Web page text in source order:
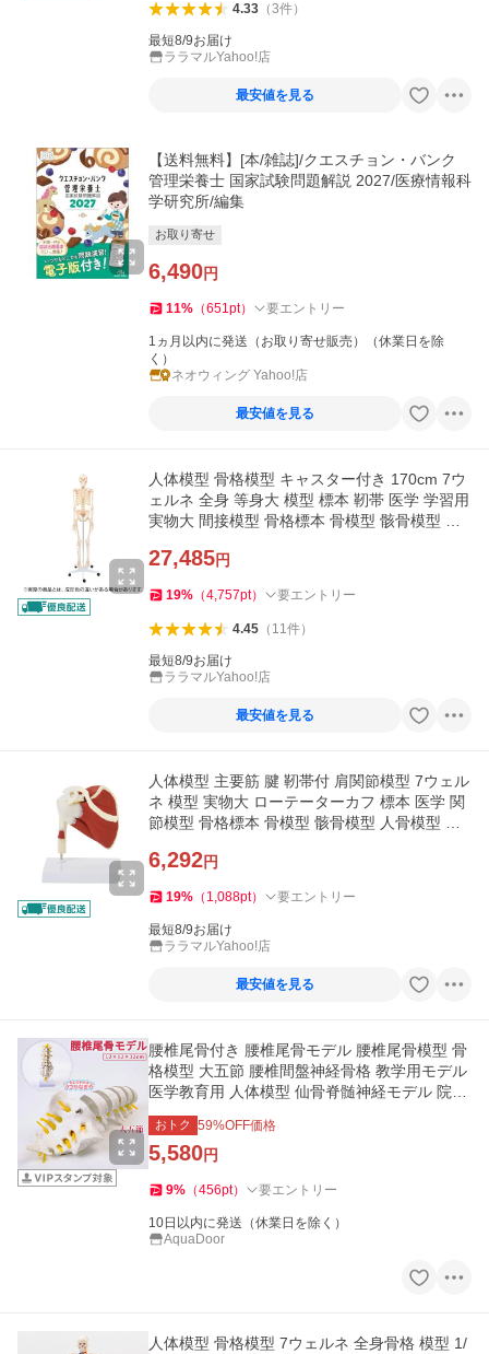
4.33（3件）
最短8/9お届け
ララマルYahoo!店
最安値を見る
【送料無料】[本/雑誌]/クエスチョン・バンク
管理栄養士 国家試験問題解説 2027/医療情報科
学研究所/編集
お取り寄せ
6,490円
11% （651pt） 要エントリー
1ヵ月以内に発送（お取り寄せ販売）（休業日を除
く）
ネオウィング Yahoo!店
最安値を見る
人体模型 骨格模型 キャスター付き 170cm 7ウ
ェルネ 全身 等身大 模型 標本 靭帯 医学 学習用
実物大 間接模型 骨格標本 骨模型 骸骨模型 人
27,485円
19% （4,757pt） 要エントリー
4.45（ 11件）
最短8/9お届け
ララマルYahoo!店
最安値を見る
人体模型 主要筋 腱 靭帯付 肩関節模型 7ウェル
ネ 模型 実物大 ローテーターカフ 標本 医学 関
節模型 骨格標本 骨模型 骸骨模型 人骨模型 骨
6,292円
19% （ 1,088pt） 要エントリー
最短8/9お届け
ララマルYahoo!店
最安値を見る
腰椎尾骨付き 腰椎尾骨モデル 腰椎尾骨模型 骨
格模型 大五節 腰椎間盤神経骨格 教学用モデル
医学教育用 人体模型 仙骨脊髄神経モデル 院内
模型
おトク 59%OFF価格
5,580円
9% （456pt） 要エントリー
10日以内に発送（休業日を除く）
AquaDoor
人体模型 骨格模型 7ウェルネ 全身骨格 模型 1/